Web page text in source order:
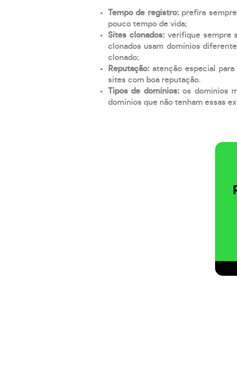
Tempo de registro: prefira
pouco tempo de vida;
Sites clonados: verifique sempre
clonados usam domínios
clonado;
Reputação: atenção especial
sites com boa reputação.
Tipos de domínios:os domínios
domínios que não tenham essas